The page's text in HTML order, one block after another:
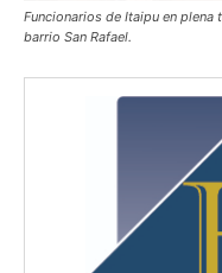
Funcionarios de Itaipu en plena
barrio San Rafael.